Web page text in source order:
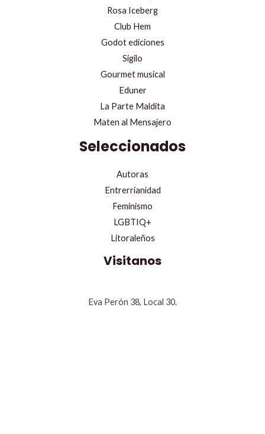
Rosa Iceberg
Club Hem
Godot ediciones
Sigilo
Gourmet musical
Eduner
La Parte Maldita
Maten al Mensajero
Seleccionados
Autoras
Entrerrianidad
Feminismo
LGBTIQ+
Litoraleños
Visitanos
Eva Perón 38, Local 30.